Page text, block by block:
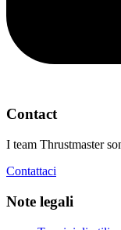
Contact
I team Thrustmaster
Contattaci
Note legali